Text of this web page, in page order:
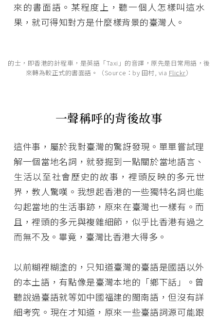
來的書面語。某程度上，聽一個人怎樣叫這水
果，就可得知對方是什麼樣背景的臺灣人。
的士，即香港的計程車，是英語「Taxi」的音譯，原先是日常用語，後
來轉為較正式的書面語。（Source：by 田村, via Flickr）
一聲稱呼的背後故事
這件事，屬於我對臺灣的驚訝發現。單單嘗試理
解一個當地名詞，就發掘到一點關於當地語言、
生活以至社會歷史的故事，裡頭反映的多元世
界，教人驚嘆。我想起香港的一些獨特名詞也能
勾起當地的生活事跡，原來在臺灣也一樣有。而
且，裡頭的多元與複雜細節，似乎比香港有過之
而無不及。畢竟，臺灣比香港大得多。
以前糊裡糊塗的，只知道臺灣的臺語是國語以外
的本土語，有點像是臺灣本地的「鄉下話」。曾
聽說過臺語就等如中國福建的閩南語，但沒有詳
細考究。現在才知道，原來一些臺語詞源可能跟